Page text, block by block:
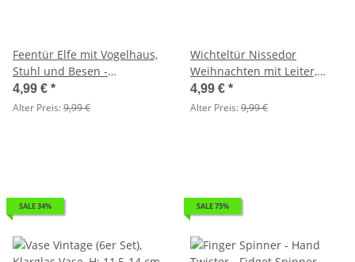
Feentür Elfe mit Vogelhaus,
Stuhl und Besen -
Wichteltür (Nissedor),
Elfentür, Fee, Gartendeko,
4,99 € *
Alter Preis:9,99 €
Wichteltür Nissedor
Weihnachten mit Leiter,
Tannenbaum und Besen -
Elfentür, Feentür
4,99 € *
Alter Preis:9,99 €
SALE 34% SALE 75%